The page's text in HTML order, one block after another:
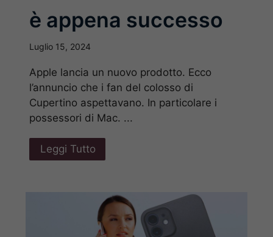
è appena successo
Luglio 15, 2024
Apple lancia un nuovo prodotto. Ecco
l’annuncio che i fan del colosso di
Cupertino aspettavano. In particolare i
possessori di Mac. ...
Leggi Tutto